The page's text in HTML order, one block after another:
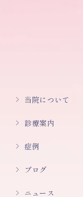
当院について
診療案内
症例
ブログ
ニュース